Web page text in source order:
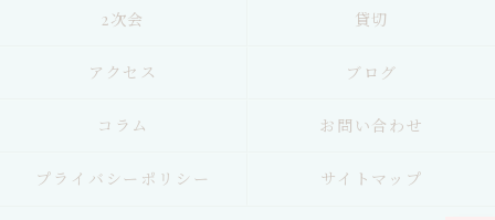
2次会 貸切
アクセス ブログ
コラム お問い合わせ
プライバシーポリシー サイトマップ